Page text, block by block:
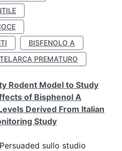
BISFENOLO A
TELARCA PREMATURO
Rodent Model to Study
of Bisphenol A
Derived From Italian
Study
sullo studio